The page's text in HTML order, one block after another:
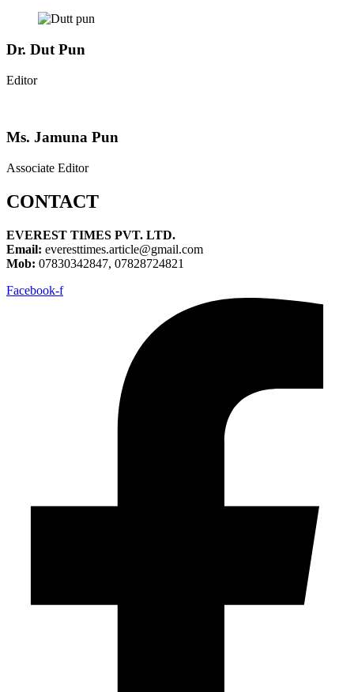
Dr. Dut Pun
Editor
Ms. Jamuna Pun
Associate Editor
CONTACT
EVEREST TIMES PVT. LTD.
Email: everesttimes.article@gmail.com
Mob: 07830342847, 07828724821
Facebook-f